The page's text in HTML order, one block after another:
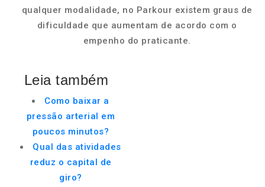
qualquer modalidade, no Parkour existem graus de
dificuldade que aumentam de acordo com o
empenho do praticante.
Leia também
Como baixar a
pressão arterial em
poucos minutos?
Qual das atividades
reduz o capital de
giro?